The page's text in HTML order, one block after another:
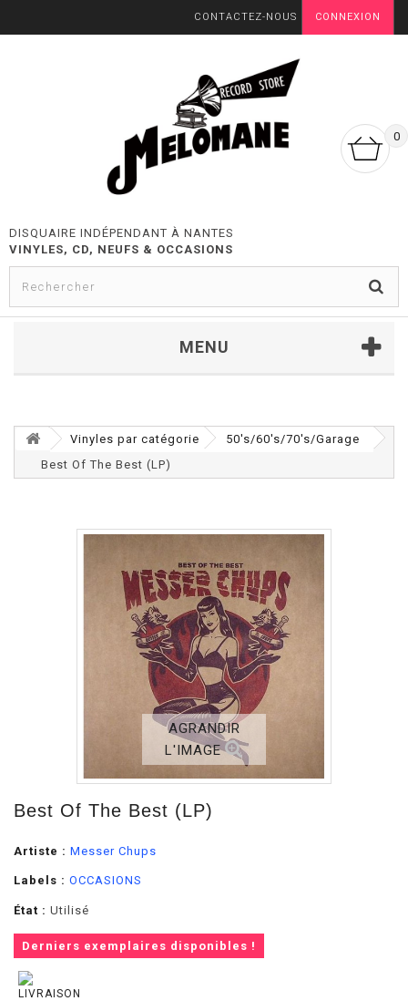
CONNEXION
CONTACTEZ-NOUS
0
DISQUAIRE INDÉPENDANT À NANTES
VINYLES, CD, NEUFS & OCCASIONS
MENU
Vinyles par catégorie
50's/60's/70's/Garage
Best Of The Best (LP)
AGRANDIR
L'IMAGE
Best Of The Best (LP)
Artiste : Messer Chups
Labels : OCCASIONS
État : Utilisé
Derniers exemplaires disponibles !